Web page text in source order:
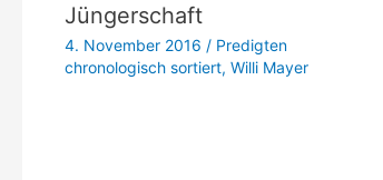
Jüngerschaft
4. November 2016 / Predigten
chronologisch sortiert, Willi Mayer